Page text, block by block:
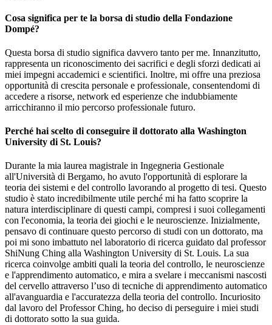
Cosa significa per te la borsa di studio della Fondazione
Dompé?
Questa borsa di studio significa davvero tanto per me. Innanzitutto,
rappresenta un riconoscimento dei sacrifici e degli sforzi dedicati ai
miei impegni accademici e scientifici. Inoltre, mi offre una preziosa
opportunità di crescita personale e professionale, consentendomi di
accedere a risorse, network ed esperienze che indubbiamente
arricchiranno il mio percorso professionale futuro.
Perché hai scelto di conseguire il dottorato alla Washington
University di St. Louis?
Durante la mia laurea magistrale in Ingegneria Gestionale
all'Università di Bergamo, ho avuto l'opportunità di esplorare la
teoria dei sistemi e del controllo lavorando al progetto di tesi. Questo
studio è stato incredibilmente utile perché mi ha fatto scoprire la
natura interdisciplinare di questi campi, compresi i suoi collegamenti
con l'economia, la teoria dei giochi e le neuroscienze. Inizialmente,
pensavo di continuare questo percorso di studi con un dottorato, ma
poi mi sono imbattuto nel laboratorio di ricerca guidato dal professor
ShiNung Ching alla Washington University di St. Louis. La sua
ricerca coinvolge ambiti quali la teoria del controllo, le neuroscienze
e l'apprendimento automatico, e mira a svelare i meccanismi nascosti
del cervello attraverso l’uso di tecniche di apprendimento automatico
all'avanguardia e l'accuratezza della teoria del controllo. Incuriosito
dal lavoro del Professor Ching, ho deciso di perseguire i miei studi
di dottorato sotto la sua guida.